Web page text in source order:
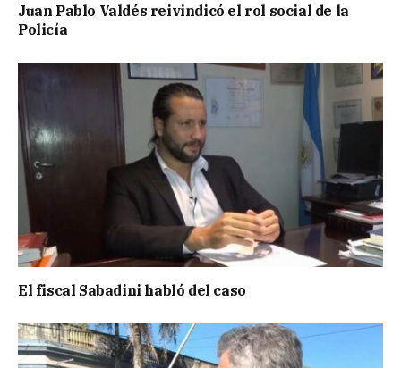
Juan Pablo Valdés reivindicó el rol social de la
Policía
El fiscal Sabadini habló del caso